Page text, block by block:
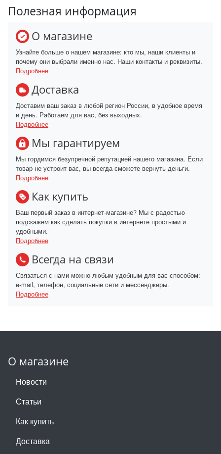
Полезная информация
О магазине
Узнайте больше о нашем магазине: кто мы, наши клиенты и
почему они выбрали именно нас. Наши контакты и реквизиты.
Подробнее
Доставка
Доставим ваш заказ в любой регион России, в удобное время
и день. Работаем для вас, без выходных.
Подробнее
Мы гарантируем
Мы гордимся безупречной репутацией нашего магазина. Если
товар не устроит вас, вы всегда сможете вернуть деньги.
Подробнее
Как купить
Ваш первый заказ в интернет-магазине? Мы с радостью
подскажем как сделать покупки в интернете простыми и
удобными.
Подробнее
Всегда на связи
Связаться с нами можно любым удобным для вас способом:
e-mail, телефон, социальные сети и мессенджеры.
Подробнее
О магазине
Новости
Статьи
Как купить
Доставка